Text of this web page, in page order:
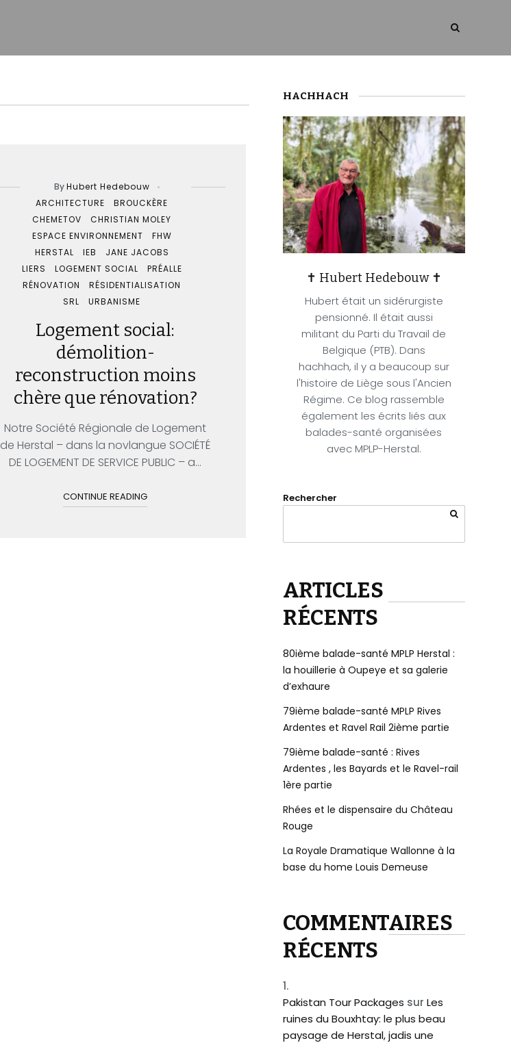
ByHubert Hedebouw
ARCHITECTURE
BROUCKÈRE
CHEMETOV
CHRISTIAN MOLEY
ESPACE ENVIRONNEMENT
FHW
HERSTAL
IEB
JANE JACOBS
LIERS
LOGEMENT SOCIAL
PRÉALLE
RÉNOVATION
RÉSIDENTIALISATION
SRL
URBANISME
Logement social:
démolition-
reconstruction moins
chère que rénovation?
Notre Société Régionale de Logement
de Herstal – dans la novlangue SOCIÉTÉ
DE LOGEMENT DE SERVICE PUBLIC – a...
CONTINUE READING
HACHHACH
✝ Hubert Hedebouw ✝
Hubert était un sidérurgiste
pensionné. Il était aussi
militant du Parti du Travail de
Belgique (PTB). Dans
hachhach, il y a beaucoup sur
l'histoire de Liège sous l'Ancien
Régime. Ce blog rassemble
également les écrits liés aux
balades-santé organisées
avec MPLP-Herstal.
Rechercher
ARTICLES
RÉCENTS
80ième balade-santé MPLP Herstal :
la houillerie à Oupeye et sa galerie
d’exhaure
79ième balade-santé MPLP Rives
Ardentes et Ravel Rail 2ième partie
79ième balade-santé : Rives
Ardentes , les Bayards et le Ravel-rail
1ère partie
Rhées et le dispensaire du Château
Rouge
La Royale Dramatique Wallonne à la
base du home Louis Demeuse
COMMENTAIRES
RÉCENTS
Pakistan Tour Packages sur Les
ruines du Bouxhtay: le plus beau
paysage de Herstal, jadis une